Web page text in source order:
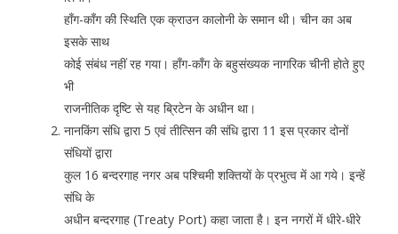
हाँग-काँग की स्थिति एक क्राउन कालोनी के समान थी। चीन का अब
इसके साथ
कोई संबंध नहीं रह गया। हाँग-काँग के बहुसंख्यक नागरिक चीनी होते हुए
भी
राजनीतिक दृष्टि से यह ब्रिटेन के अधीन था।
नानकिंग संधि द्वारा 5 एवं तीत्सिन की संधि द्वारा 11 इस प्रकार दोनों
संधियों द्वारा
कुल 16 बन्दरगाह नगर अब पश्चिमी शक्तियों के प्रभुत्व में आ गये। इन्हें
संधि के
अधीन बन्दरगाह (Treaty Port) कहा जाता है। इन नगरों में धीरे-धीरे